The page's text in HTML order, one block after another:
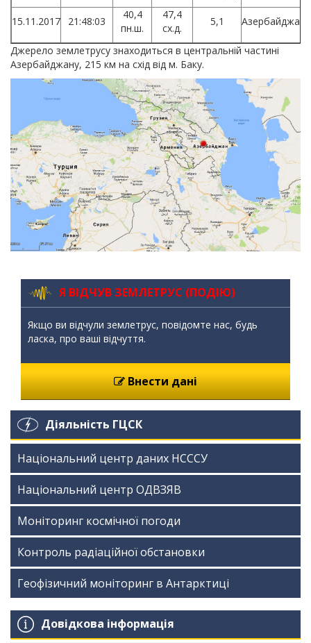
15.11.2017 21:48:03
40,4
пн.ш.
47,4
сх.д.
5,1 Азербайджан
Джерело землетрусу знаходиться в центральній частині
Азербайджану, 215 км на схід від м. Баку.
Я ВІДЧУВ ЗЕМЛЕТРУС (ПОДІЮ)
Якщо ви відчули землетрус, повідомте нас, будь
ласка, про ваші відчуття.
Внести дані
Діяльність ГЦСК
Національний центр даних НСССУ
Національний центр ОДВЗЯВ
Моніторинг космічної погоди
Контроль радіаційної обстановки
Геофізичний моніторинг в Антарктиці
Довідкова інформація